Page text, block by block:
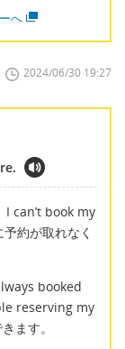
へ
2024/06/30 19:27
I can’t book my
約が取れなく
booked
reserving my
ます。